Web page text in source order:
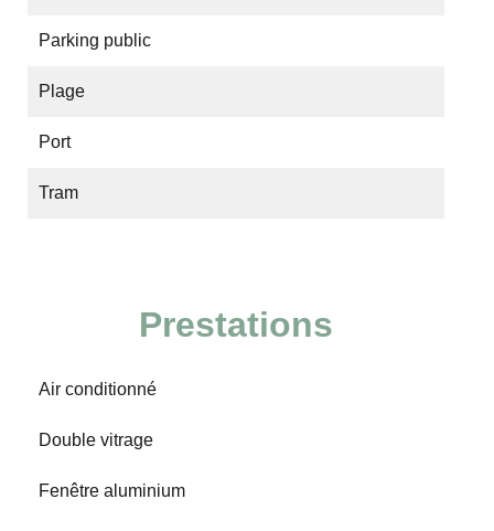
Parking public
Plage
Port
Tram
Prestations
Air conditionné
Double vitrage
Fenêtre aluminium